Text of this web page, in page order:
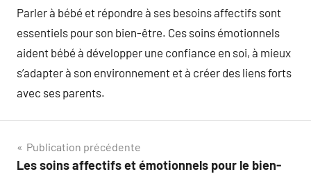
Parler à bébé et répondre à ses besoins affectifs sont
essentiels pour son bien-être. Ces soins émotionnels
aident bébé à développer une confiance en soi, à mieux
s’adapter à son environnement et à créer des liens forts
avec ses parents.
Navigation
Publication précédente
Les soins affectifs et émotionnels pour le bien-